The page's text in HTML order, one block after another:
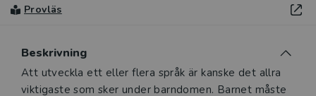
Provläs
Beskrivning
Beskrivning
Att utveckla ett eller flera språk är kanske det allra
viktigaste som sker under barndomen. Barnet måste